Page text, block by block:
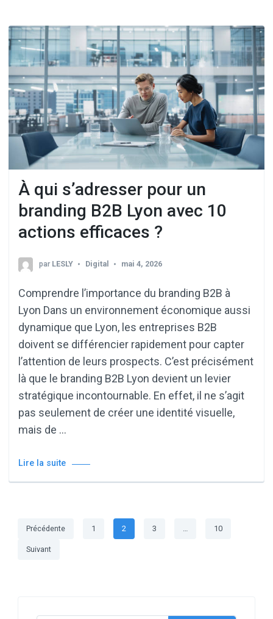
À qui s’adresser pour un
branding B2B Lyon avec 10
actions efficaces ?
par LESLY Digital mai 4, 2026
Comprendre l’importance du branding B2B à
Lyon Dans un environnement économique aussi
dynamique que Lyon, les entreprises B2B
doivent se différencier rapidement pour capter
l’attention de leurs prospects. C’est précisément
là que le branding B2B Lyon devient un levier
stratégique incontournable. En effet, il ne s’agit
pas seulement de créer une identité visuelle,
mais de …
Lire la suite
Pagination
des
Précédente Page
1 Page
2 Page
3 … Page
10
Suivant